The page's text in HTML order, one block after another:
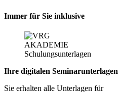
Immer für Sie inklusive
Ihre digitalen Seminarunterlagen
Sie erhalten alle Unterlagen für